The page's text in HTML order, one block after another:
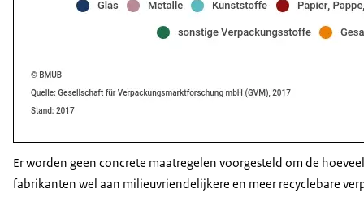
Er worden geen concrete maatregelen voorgesteld om de
fabrikanten wel aan milieuvriendelijkere en meer recyclebare